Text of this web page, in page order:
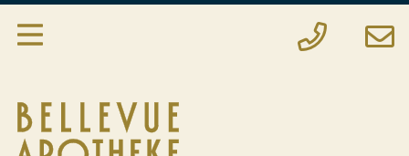
Apotheke
Services